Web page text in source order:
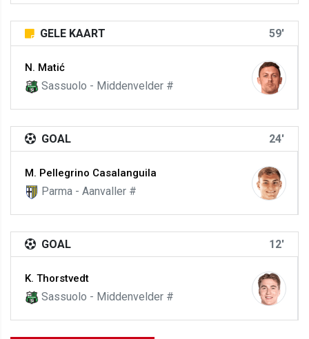
GELE KAART 59'
N. Matić
Sassuolo - Middenvelder #
GOAL 24'
M. Pellegrino Casalanguila
Parma - Aanvaller #
GOAL 12'
K. Thorstvedt
Sassuolo - Middenvelder #